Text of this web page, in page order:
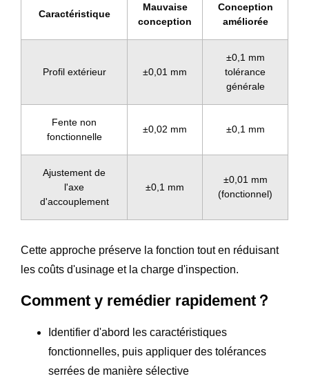
Caractéristique
Mauvaise
conception
Conception
améliorée
Profil extérieur ±0,01 mm
±0,1 mm
tolérance
générale
Fente non
fonctionnelle
±0,02 mm ±0,1 mm
Ajustement de
l'axe
d'accouplement
±0,1 mm
±0,01 mm
(fonctionnel)
Cette approche préserve la fonction tout en réduisant
les coûts d'usinage et la charge d'inspection.
Comment y remédier rapidement？
Identifier d'abord les caractéristiques
fonctionnelles, puis appliquer des tolérances
serrées de manière sélective